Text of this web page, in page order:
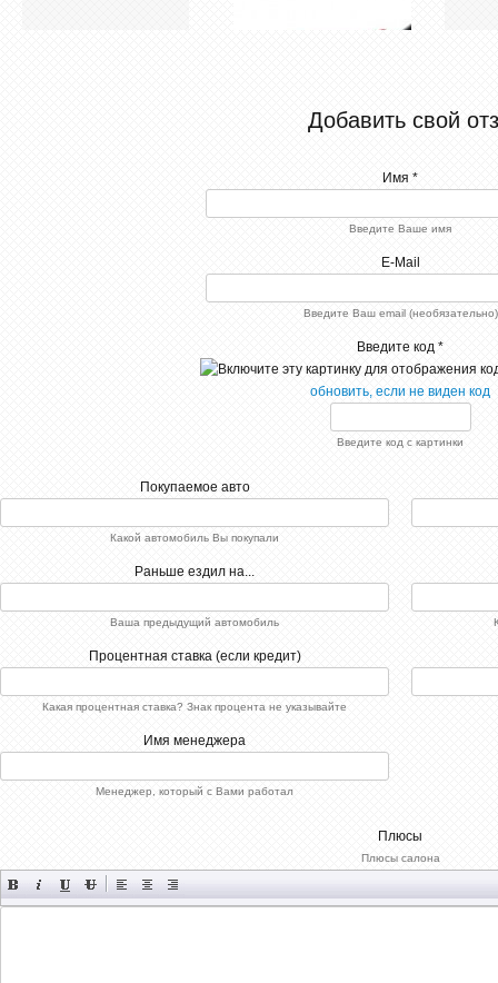
Alfa Romeo 4C - резвая и
вы собираетесь покупать
авто для поездок на дачу
модель не для вас.
создано для скорости и
путешествий небольшой
компанией из 4-5-ти
заметно, но не критично.
0
21-08-2015, 14:21
Пт.08.2015
СЂР°Р·СЂРµС€РµРЅС‹
[/xfgiven_xfield]
РЅРµ
Р·Р°РїРѕР»РЅРµРЅРѕ[/xfnotgiven_xfield]
Добавить свой
Имя *
Введите Ваше имя
E-Mail
Введите Ваш email (необязательно)
Введите код *
обновить, если не виден код
Введите код с картинки
Покупаемое авто
Какой автомобиль Вы покупали
Раньше ездил на...
Ваша предыдущий автомобиль
Процентная ставка (если кредит)
Какая процентная ставка? Знак процента не указывайте
Имя менеджера
Менеджер, который с Вами работал
Плюсы
Плюсы салона